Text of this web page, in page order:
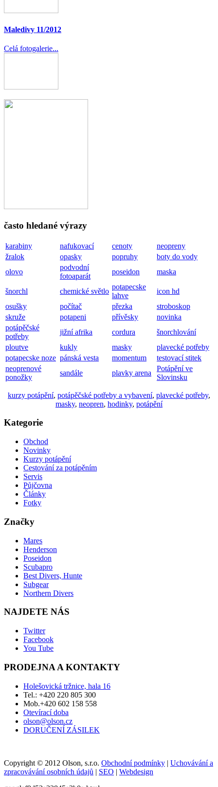
Maledivy 11/2012
Celá fotogalerie...
často hledané výrazy
karabiny nafukovací cenoty
neopreny
žralok
opasky popruhy
boty do vody
olovo
podvodní
fotoaparát
poseidon maska
šnorchl chemické světlo
potapecske
lahve
icon hd
osušky
počítač přezka
stroboskop
skruže
potapeni přívěsky
novinka
potápěčské
potřeby
jižní afrika cordura
šnorchlování
ploutve
kukly masky
plavecké potřeby
potapecske noze pánská vesta momentum
testovací stitek
neoprenové
ponožky
sandále plavky arena
Potápění ve
Slovinsku
kurzy potápění, potápěčské potřeby a vybavení, plavecké potřeby,
masky, neopren, hodinky, potápění
Kategorie
Obchod
Novinky
Kurzy potápění
Cestování za potápěním
Servis
Půjčovna
Články
Fotky
Značky
Mares
Henderson
Poseidon
Scubapro
Best Divers, Hunte
Subgear
Northern Divers
NAJDETE NÁS
Twitter
Facebook
You Tube
PRODEJNA A KONTAKTY
Holešovická tržnice, hala 16
Tel.: +420 220 805 300
Mob.+420 602 158 558
Otevírací doba
olson@olson.cz
DORUČENÍ ZÁSILEK
Copyright © 2012 Olson, s.r.o. Obchodní podmínky | Uchovávání a
zpracovávání osobních údajů | SEO | Webdesign